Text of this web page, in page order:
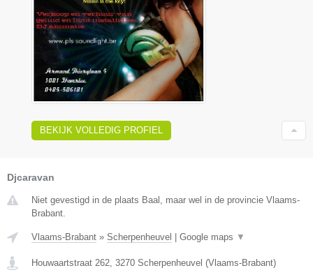
BEKIJK VOLLEDIG PROFIEL
Djcaravan
Niet gevestigd in de plaats Baal, maar wel in de provincie Vlaams-
Brabant.
Vlaams-Brabant » Scherpenheuvel | Google maps ▼
Houwaartstraat 262 3270 Scherpenheuvel (Vlaams-Brabant)